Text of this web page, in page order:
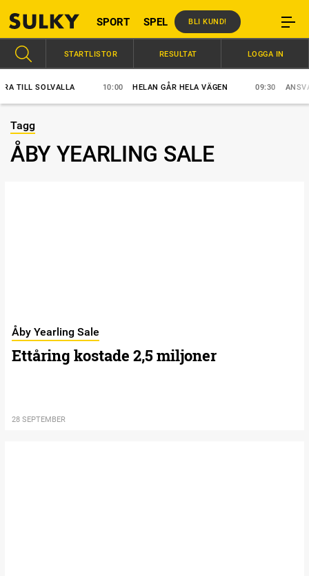
SPORT SPEL BLI KUND!
SOLVALLA 10:00 HELAN GÅR HELA VÄGEN 09:30 ANSVAR
STARTLISTOR RESULTAT LOGGA IN
Tagg
ÅBY YEARLING SALE
Åby Yearling Sale
Ettåring kostade 2,5 miljoner
28 SEPTEMBER